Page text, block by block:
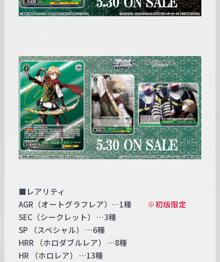
■レアリティ
AGR（オートグラフレア）…1種
※初版限定
SEC（シークレット） …3種
SP （スペシャル） …6種
HRR （ホロダブルレア） …8種
HR （ホロレア） …13種